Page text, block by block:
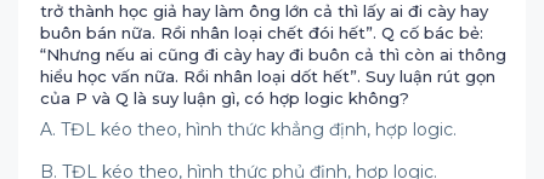
trở thành học giả hay làm ông lớn cả thì lấy ai đi cày hay
buôn bán nữa. Rồi nhân loại chết đói hết”. Q cố bác bẻ:
“Nhưng nếu ai cũng đi cày hay đi buôn cả thì còn ai thông
hiểu học vấn nữa. Rồi nhân loại dốt hết”. Suy luận rút gọn
của P và Q là suy luận gì, có hợp logic không?
A. TĐL kéo theo, hình thức khẳng định, hợp logic.
B. TĐL kéo theo, hình thức phủ định, hợp logic.